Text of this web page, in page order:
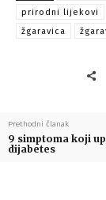
prirodni lijekovi
žgaravica
Prethodni članak
9 simptoma koji
dijabetes